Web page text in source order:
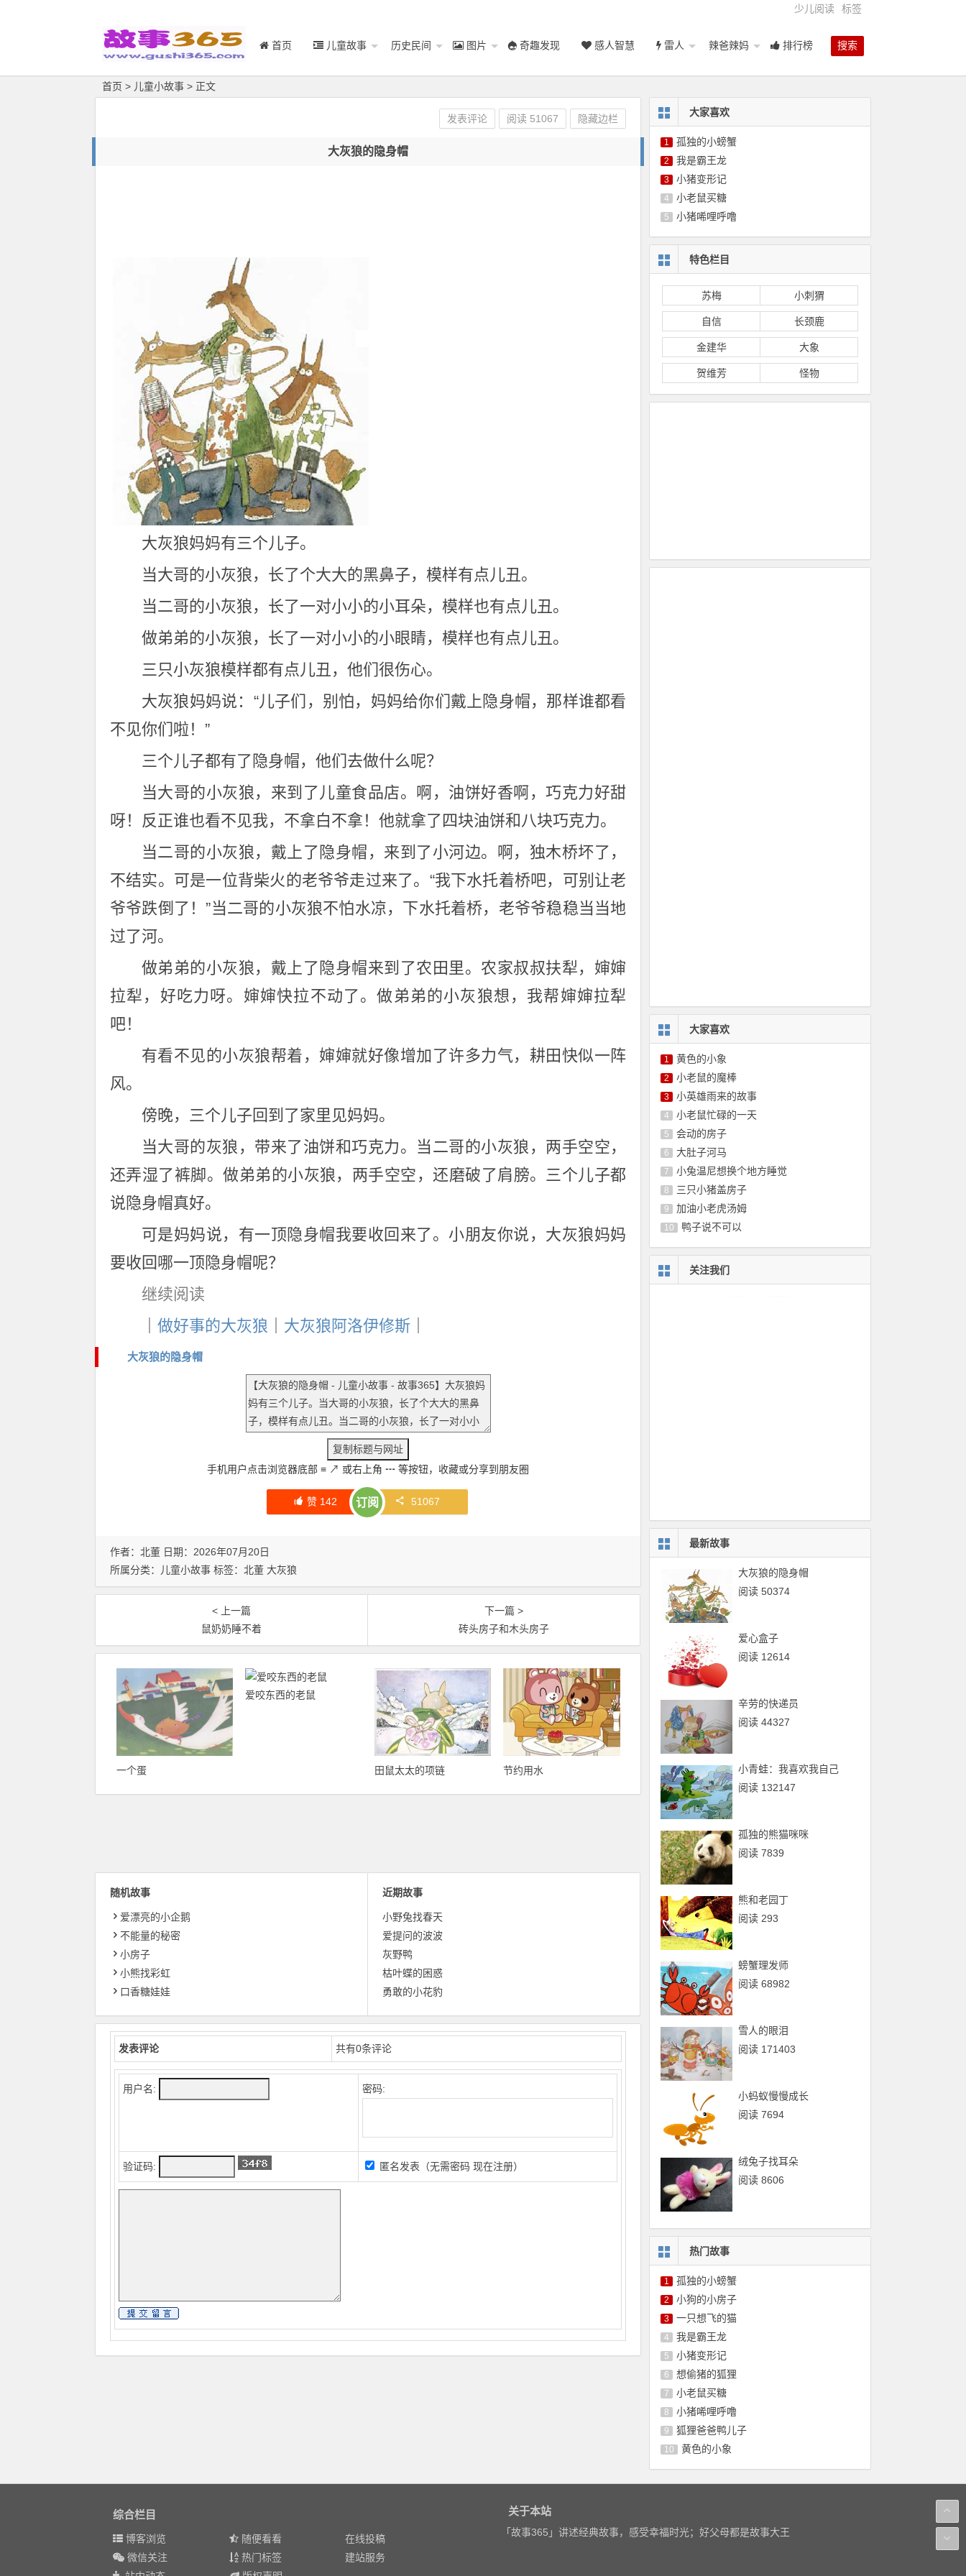
少儿阅读 标签
搜索
首页 儿童故事 历史民间 图片 奇趣发现 感人智慧 雷人 辣爸辣妈 排行榜
首页 > 儿童小故事 > 正文
大灰狼的隐身帽
大灰狼妈妈有三个儿子。
当大哥的小灰狼，长了个大大的黑鼻子，模样有点儿丑。
当二哥的小灰狼，长了一对小小的小耳朵，模样也有点儿丑。
做弟弟的小灰狼，长了一对小小的小眼睛，模样也有点儿丑。
三只小灰狼模样都有点儿丑，他们很伤心。
大灰狼妈妈说：“儿子们，别怕，妈妈给你们戴上隐身帽，那样谁都看
不见你们啦！”
三个儿子都有了隐身帽，他们去做什么呢？
当大哥的小灰狼，来到了儿童食品店。啊，油饼好香啊，巧克力好甜
呀！反正谁也看不见我，不拿白不拿！他就拿了四块油饼和八块巧克力。
当二哥的小灰狼，戴上了隐身帽，来到了小河边。啊，独木桥坏了，
不结实。可是一位背柴火的老爷爷走过来了。“我下水托着桥吧，可别让老
爷爷跌倒了！”当二哥的小灰狼不怕水凉，下水托着桥，老爷爷稳稳当当地
过了河。
做弟弟的小灰狼，戴上了隐身帽来到了农田里。农家叔叔扶犁，婶婶
拉犁，好吃力呀。婶婶快拉不动了。做弟弟的小灰狼想，我帮婶婶拉犁
吧！
有看不见的小灰狼帮着，婶婶就好像增加了许多力气，耕田快似一阵
风。
傍晚，三个儿子回到了家里见妈妈。
当大哥的灰狼，带来了油饼和巧克力。当二哥的小灰狼，两手空空，
还弄湿了裤脚。做弟弟的小灰狼，两手空空，还磨破了肩膀。三个儿子都
说隐身帽真好。
可是妈妈说，有一顶隐身帽我要收回来了。小朋友你说，大灰狼妈妈
要收回哪一顶隐身帽呢？
继续阅读
做好事的大灰狼 大灰狼阿洛伊修斯
大灰狼的隐身帽
手机用户点击浏览器底部 ≡ ↗ 或右上角 ┅等按钮，收藏或分享到朋友圈
赞 142 订阅 51067
发表评论 阅读 51067 隐藏边栏
作者：北董 日期：2026年07月20日
所属分类：
儿童小故事 标签： 北董 大灰狼
< 上一篇
鼠奶奶睡不着
下一篇 >
砖头房子和木头房子
一个蛋
爱咬东西的老鼠
田鼠太太的项链 节约用水
随机故事
爱漂亮的小企鹅
不能量的秘密
小房子
小熊找彩虹
口香糖娃娃
近期故事
小野兔找春天
爱提问的波波
灰野鸭
枯叶蝶的困惑
勇敢的小花豹
发表评论 共有0条评论
用户名: 密码:
验证码: 匿名发表（无需密码 现在注册）
大家喜欢
1 孤独的小螃蟹
2 我是霸王龙
3 小猪变形记
4 小老鼠买糖
5 小猪唏哩呼噜
特色栏目
苏梅 小刺猬
自信 长颈鹿
金建华 大象
贺维芳 怪物
大家喜欢
1 黄色的小象
2 小老鼠的魔棒
3 小英雄雨来的故事
4 小老鼠忙碌的一天
5 会动的房子
6 大肚子河马
7 小兔温尼想换个地方睡觉
8 三只小猪盖房子
9 加油小老虎汤姆
10 鸭子说不可以
关注我们
最新故事
大灰狼的隐身帽
阅读 50374
爱心盒子
阅读 12614
辛劳的快递员
阅读 44327
小青蛙：我喜欢我自己
阅读 132147
孤独的熊猫咪咪
阅读 7839
熊和老园丁
阅读 293
螃蟹理发师
阅读 68982
雪人的眼泪
阅读 171403
小蚂蚁慢慢成长
阅读 7694
绒兔子找耳朵
阅读 8606
热门故事
1 孤独的小螃蟹
2 小狗的小房子
3 一只想飞的猫
4 我是霸王龙
5 小猪变形记
6 想偷猪的狐狸
7 小老鼠买糖
8 小猪唏哩呼噜
9 狐狸爸爸鸭儿子
10 黄色的小象
综合栏目
博客浏览 随便看看
在线投稿
微信关注
热门标签
建站服务
关于本站
「故事365」讲述经典故事，感受幸福时光；好父母都是故事大王